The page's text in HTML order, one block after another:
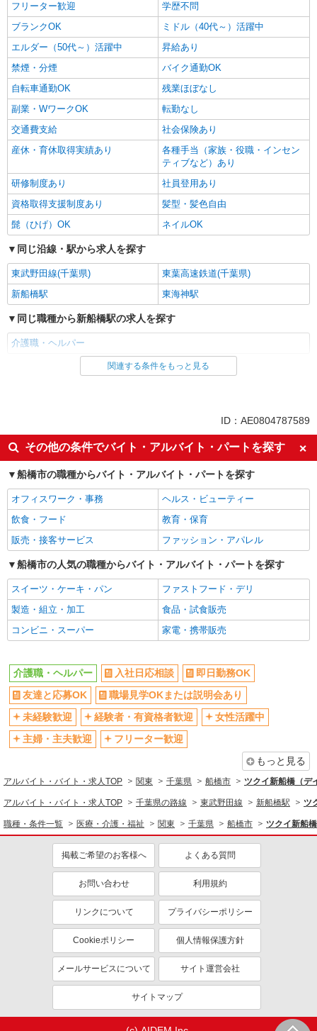
フリーター歓迎
学歴不問
ブランクOK
ミドル（40代～）活躍中
エルダー（50代～）活躍中
昇給あり
禁煙・分煙
バイク通勤OK
自転車通勤OK
残業ほぼなし
副業・WワークOK
転勤なし
交通費支給
社会保険あり
産休・育休取得実績あり
各種手当（家族・役職・インセン
ティブなど）あり
研修制度あり
社員登用あり
資格取得支援制度あり
髪型・髪色自由
髭（ひげ）OK
ネイルOK
同じ沿線・駅から求人を探す
東武野田線(千葉県)
東葉高速鉄道(千葉県)
新船橋駅
東海神駅
同じ職種から新船橋駅の求人を探す
介護職・ヘルパー
同じ雇用形態から新船橋駅の求人を探す
入社日応相談
即日勤務OK
友達と応募OK
職場見学OKまたは説明会あり
未経験歓迎
経験者・有資格者歓迎
女性活躍中
主婦・主夫歓迎
フリーター歓迎
学歴不問
ブランクOK
ミドル（40代～）活躍中
エルダー（50代～）活躍中
昇給あり
禁煙・分煙
バイク通勤OK
自転車通勤OK
残業ほぼなし
副業・WワークOK
転勤なし
産休・育休取得実績あり
各種手当（家族・役職・インセン
ティブなど）あり
研修制度あり
社員登用あり
資格取得支援制度あり
髪型・髪色自由
髭（ひげ）OK
ネイルOK
同じ特徴から求人を探す
ミドル（40代～）活躍中
副業・WワークOK
交通費支給
社会保険あり
産休・育休取得実績あり
社員登用あり
関連する条件をもっと見る
ID：AE0804787589
その他の条件でバイト・アルバイト・パートを探す
船橋市の職種からバイト・アルバイト・パートを探す
オフィスワーク・事務
ヘルス・ビューティー
飲食・フード
教育・保育
販売・接客サービス
ファッション・アパレル
船橋市の人気の職種からバイト・アルバイト・パートを探す
スイーツ・ケーキ・パン
ファストフード・デリ
製造・組立・加工
食品・試食販売
コンビニ・スーパー
家電・携帯販売
介護職・ヘルパー 入社日応相談
即日勤務OK
友達と応募OK
職場見学OKまたは説明会あり
未経験歓迎
経験者・有資格者歓迎
女性活躍中
主婦・主夫歓迎
フリーター歓迎
もっと見る
アルバイト・バイト・求人TOP 関東 千葉県 船橋市 ツクイ新船橋（デ
アルバイト・バイト・求人TOP 千葉県の路線 東武野田線 新船橋駅 ツ
職種・条件一覧 医療・介護・福祉 関東 千葉県 船橋市 ツクイ新船
掲載ご希望のお客様へ よくある質問
お問い合わせ 利用規約
リンクについて プライバシーポリシー
Cookieポリシー 個人情報保護方針
メールサービスについて サイト運営会社
サイトマップ